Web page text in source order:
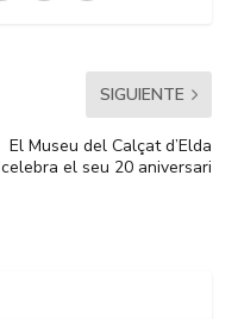
SIGUIENTE
El Museu del Calçat d’Elda
celebra el seu 20 aniversari